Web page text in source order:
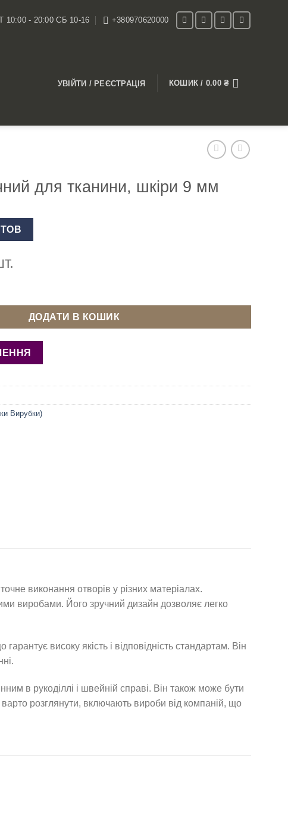
10:00 - 20:00 СБ 10-16 +380970620000
УВІЙТИ / РЕЄСТРАЦІЯ КОШИК / 0.00₴
для тканини, шкіри 9 мм
шкіри 9 мм кількість
ДОДАТИ В КОШИК
Вирубки)
виконання отворів у різних матеріалах.
виробами. Його зручний дизайн дозволяє легко
високу якість і відповідність стандартам. Він
в рукоділлі і швейній справі. Він також може бути
розглянути, включають вироби від компаній, що